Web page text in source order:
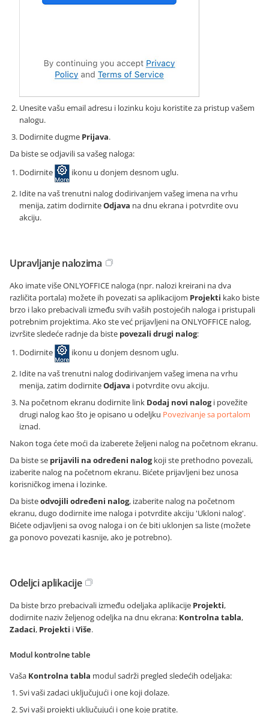
Unesite vašu email adresu i lozinku koju koristite za pristup vašem
nalogu.
Dodirnite dugme Prijava.
Da biste se odjavili sa vašeg naloga:
Dodirnite
ikonu u donjem desnom uglu.
Idite na vaš trenutni nalog dodirivanjem vašeg imena na vrhu
menija, zatim dodirniteOdjava na dnu ekrana i potvrdite ovu
akciju.
Upravljanje nalozima
Ako imate više ONLYOFFICE naloga (npr. nalozi kreirani na dva
različita portala) možete ih povezati sa aplikacijom Projekti kako biste
brzo i lako prebacivali između svih vaših postojećih naloga i pristupali
potrebnim projektima. Ako ste već prijavljeni na ONLYOFFICE nalog,
izvršite sledeće radnje da biste povezali drugi nalog:
Dodirnite
ikonu u donjem desnom uglu.
Idite na vaš trenutni nalog dodirivanjem vašeg imena na vrhu
menija, zatim dodirniteOdjava i potvrdite ovu akciju.
Na početnom ekranu dodirnite link Dodaj novi nalogi povežite
drugi nalog kao što je opisano u odeljku Povezivanje sa portalom
iznad.
Nakon toga ćete moći da izaberete željeni nalog na početnom ekranu.
Da biste se prijavili na određeni nalogkoji ste prethodno povezali,
izaberite nalog na početnom ekranu. Bićete prijavljeni bez unosa
korisničkog imena i lozinke.
Da bisteodvojili određeni nalog, izaberite nalog na početnom
ekranu, dugo dodirnite ime naloga i potvrdite akciju 'Ukloni nalog'.
Bićete odjavljeni sa ovog naloga i on će biti uklonjen sa liste (možete
ga ponovo povezati kasnije, ako je potrebno).
Odeljci aplikacije
Da biste brzo prebacivali između odeljaka aplikacije Projekti,
dodirnite naziv željenog odeljka na dnu ekrana: Kontrolna tabla,
Zadaci, Projekti iViše.
Modul kontrolne table
Vaša Kontrolna tabla modul sadrži pregled sledećih odeljaka:
Svi vaši zadaci uključujući i one koji dolaze.
Svi vaši projekti uključujući i one koje pratite.